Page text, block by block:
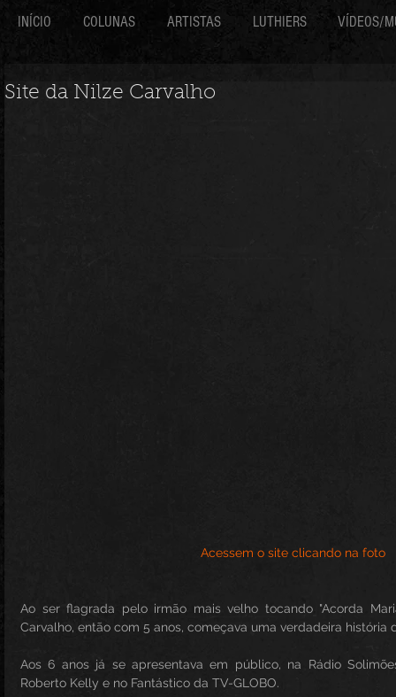
INÍCIO COLUNAS ARTISTAS LUTHIERS VÍDEOS/
Site da Nilze Carvalho
                                                   Acessem o site clicando na foto
Ao ser flagrada pelo irmão mais velho tocando "Acorda
Carvalho, então com 5 anos, começava uma verdadeira história
Aos 6 anos já se apresentava em público, na Rádio
Roberto Kelly e no Fantástico da TV-GLOBO.